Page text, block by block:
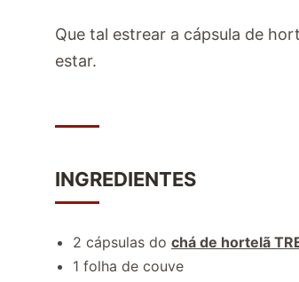
Que tal estrear a cápsula de
estar.
INGREDIENTES
2 cápsulas do chá de hortelã
1 folha de couve